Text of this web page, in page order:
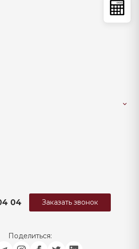
04 Заказать звонок
Поделиться: